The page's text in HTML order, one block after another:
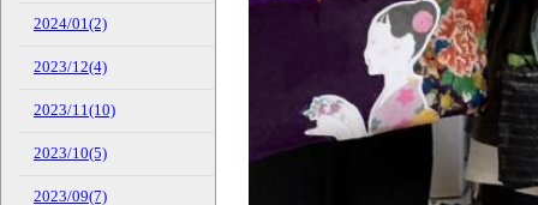
2024/01(2)
2023/12(4)
2023/11(10)
2023/10(5)
2023/09(7)